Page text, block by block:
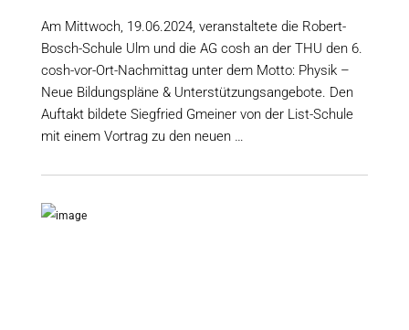
Am Mittwoch, 19.06.2024, veranstaltete die Robert-
Bosch-Schule Ulm und die AG cosh an der THU den 6.
cosh-vor-Ort-Nachmittag unter dem Motto: Physik –
Neue Bildungspläne & Unterstützungsangebote. Den
Auftakt bildete Siegfried Gmeiner von der List-Schule
mit einem Vortrag zu den neuen …